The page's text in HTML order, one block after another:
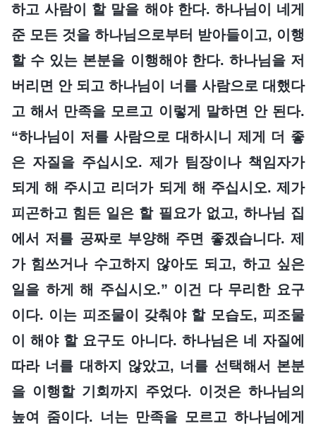
하고 사람이 할 말을 해야 한다. 하나님이 네게
준 모든 것을 하나님으로부터 받아들이고, 이행
할 수 있는 본분을 이행해야 한다. 하나님을 저
버리면 안 되고 하나님이 너를 사람으로 대했다
고 해서 만족을 모르고 이렇게 말하면 안 된다.
“하나님이 저를 사람으로 대하시니 제게 더 좋
은 자질을 주십시오. 제가 팀장이나 책임자가
되게 해 주시고 리더가 되게 해 주십시오. 제가
피곤하고 힘든 일은 할 필요가 없고, 하나님 집
에서 저를 공짜로 부양해 주면 좋겠습니다. 제
가 힘쓰거나 수고하지 않아도 되고, 하고 싶은
일을 하게 해 주십시오.” 이건 다 무리한 요구
이다. 이는 피조물이 갖춰야 할 모습도, 피조물
이 해야 할 요구도 아니다. 하나님은 네 자질에
따라 너를 대하지 않았고, 너를 선택해서 본분
을 이행할 기회까지 주었다. 이것은 하나님의
높여 줌이다. 너는 만족을 모르고 하나님에게